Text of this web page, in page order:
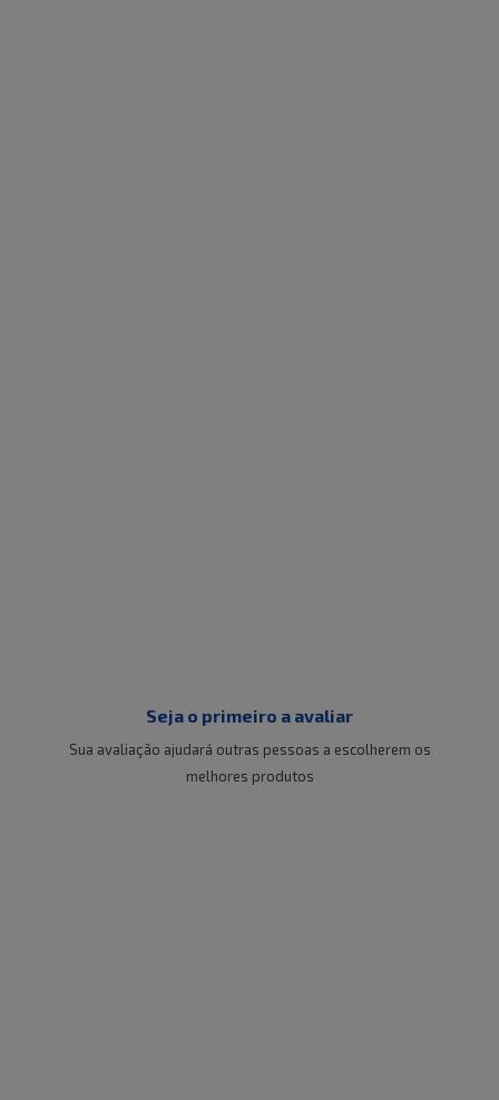
Seja o primeiro a avaliar
Sua avaliação ajudará outras pessoas a escolherem os
melhores produtos